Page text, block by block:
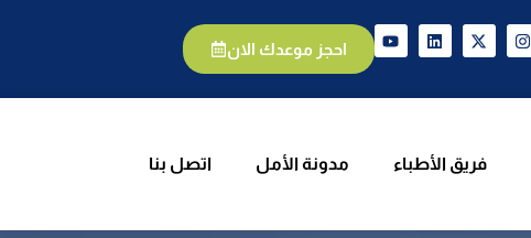
احجز موعدك الان
فريق الأطباء مدونة الأمل اتصل بنا
فريق الأطباء مدونة الأمل اتصل بنا